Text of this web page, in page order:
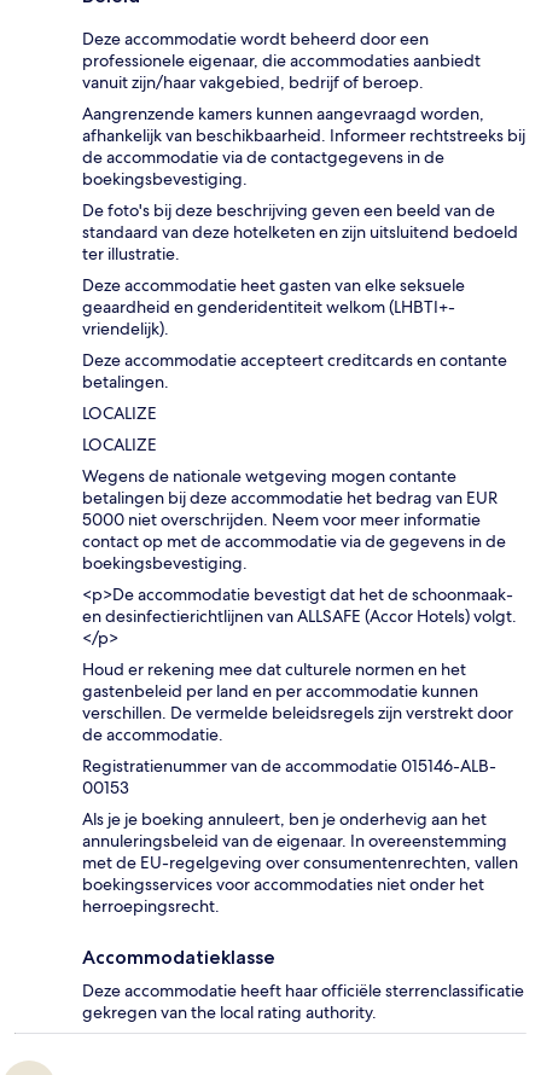
Deze accommodatie wordt beheerd door een
professionele eigenaar, die accommodaties aanbiedt
vanuit zijn/haar vakgebied, bedrijf of beroep.
Aangrenzende kamers kunnen aangevraagd worden,
afhankelijk van beschikbaarheid. Informeer rechtstreeks bij
de accommodatie via de contactgegevens in de
boekingsbevestiging.
De foto's bij deze beschrijving geven een beeld van de
standaard van deze hotelketen en zijn uitsluitend bedoeld
ter illustratie.
Deze accommodatie heet gasten van elke seksuele
geaardheid en genderidentiteit welkom (LHBTI+-
vriendelijk).
Deze accommodatie accepteert creditcards en contante
betalingen.
LOCALIZE
LOCALIZE
Wegens de nationale wetgeving mogen contante
betalingen bij deze accommodatie het bedrag van EUR
5000 niet overschrijden. Neem voor meer informatie
contact op met de accommodatie via de gegevens in de
boekingsbevestiging.
<p>De accommodatie bevestigt dat het de schoonmaak-
en desinfectierichtlijnen van ALLSAFE (Accor Hotels) volgt.
</p>
Houd er rekening mee dat culturele normen en het
gastenbeleid per land en per accommodatie kunnen
verschillen. De vermelde beleidsregels zijn verstrekt door
de accommodatie.
Registratienummer van de accommodatie 015146-ALB-
00153
Als je je boeking annuleert, ben je onderhevig aan het
annuleringsbeleid van de eigenaar. In overeenstemming
met de EU-regelgeving over consumentenrechten, vallen
boekingsservices voor accommodaties niet onder het
herroepingsrecht.
Accommodatieklasse
Deze accommodatie heeft haar officiële sterrenclassificatie
gekregen van the local rating authority.